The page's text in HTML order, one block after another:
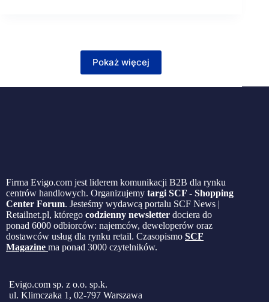
Pokaż więcej
Firma Evigo.com jest liderem komunikacji B2B dla rynku
centrów handlowych. Organizujemy targi SCF - Shopping
Center Forum. Jesteśmy wydawcą portalu SCF News |
Retailnet.pl, którego codzienny newsletter dociera do
ponad 6000 odbiorców: najemców, deweloperów oraz
dostawców usług dla rynku retail. Czasopismo SCF
Magazine ma ponad 3000 czytelników.
Evigo.com sp. z o.o. sp.k.
ul. Klimczaka 1, 02-797 Warszawa